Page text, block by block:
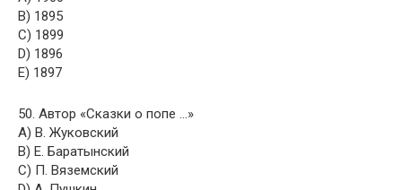
B) 1895
C) 1899
D) 1896
E) 1897
50. Автор «Сказки о попе …»
A) В. Жуковский
B) Е. Баратынский
C) П. Вяземский